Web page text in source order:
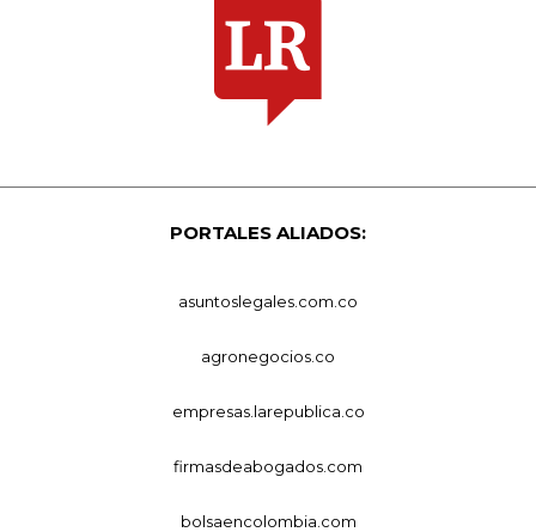
PORTALES ALIADOS:
asuntoslegales.com.co
agronegocios.co
empresas.larepublica.co
firmasdeabogados.com
bolsaencolombia.com